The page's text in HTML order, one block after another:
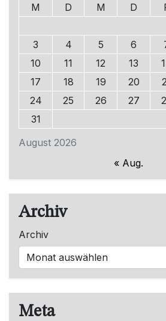
August 2026
M D M D
3
4 5 6
10
11 12 13
17
18 19 20
24
25 26 27
31
« Aug.
Archiv
Archiv
Meta